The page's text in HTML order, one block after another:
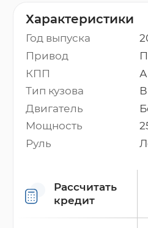
Характеристики
Год выпуска
Привод
КПП
Тип кузова
Двигатель
Мощность
Руль
Рассчитать
кредит